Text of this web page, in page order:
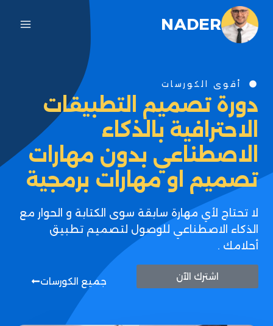
NADER
أقوى الكورسات
دورة تصميم التطبيقات
الاحترافية بالذكاء
الاصطناعي بدون مهارات
تصميم او مهارات برمجية
لا تحتاج لأي مهارة سابقة سوى الكتابة و الحوار مع
الذكاء الاصطناعي للوصول لتصميم تطبيق
أحلامك .
اشترك الآن جميع الكورسات